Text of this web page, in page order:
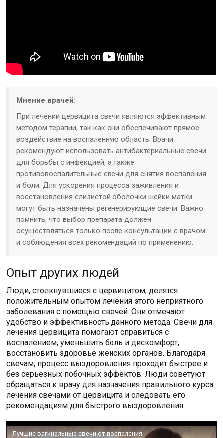
Мнение врачей:
При лечении цервицита свечи являются эффективным
методом терапии, так как они обеспечивают прямое
воздействие на воспаленную область. Врачи
рекомендуют использовать антибактериальные свечи
для борьбы с инфекцией, а также
противовоспалительные свечи для снятия воспаления
и боли. Для ускорения процесса заживления и
восстановления слизистой оболочки шейки матки
могут быть назначены регенерирующие свечи. Важно
помнить, что выбор препарата должен
осуществляться только после консультации с врачом
и соблюдения всех рекомендаций по применению.
Опыт других людей
Люди, столкнувшиеся с цервицитом, делятся
положительным опытом лечения этого неприятного
заболевания с помощью свечей. Они отмечают
удобство и эффективность данного метода. Свечи для
лечения цервицита помогают справиться с
воспалением, уменьшить боль и дискомфорт,
восстановить здоровье женских органов. Благодаря
свечам, процесс выздоровления проходит быстрее и
без серьезных побочных эффектов. Люди советуют
обращаться к врачу для назначения правильного курса
лечения свечами от цервицита и следовать его
рекомендациям для быстрого выздоровления.
Лучшие вагинальные свечи от воспаления